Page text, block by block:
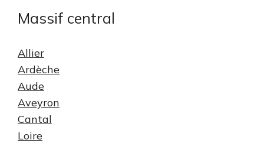
Massif central
Allier
Ardèche
Aude
Aveyron
Cantal
Loire